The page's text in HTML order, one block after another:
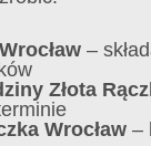
–
Złota
Wrocław –